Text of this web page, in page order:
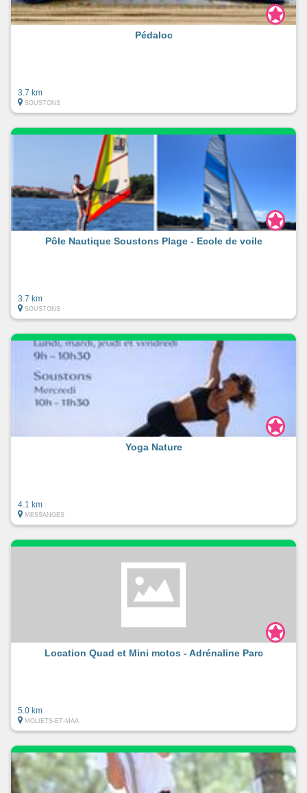
Pédaloc
3.7 km
SOUSTONS
Pôle Nautique Soustons Plage - Ecole de voile
3.7 km
SOUSTONS
Yoga Nature
4.1 km
MESSANGES
Location Quad et Mini motos - Adrénaline Parc
5.0 km
MOLIETS-ET-MAA